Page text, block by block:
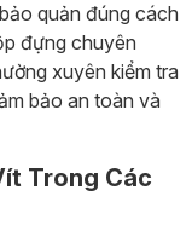
quản đúng cách
đựng chuyên
xuyên kiểm tra
bảo an toàn và
Trong Các